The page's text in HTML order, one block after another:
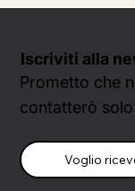
Iscriviti alla
Prometto che
contatterò